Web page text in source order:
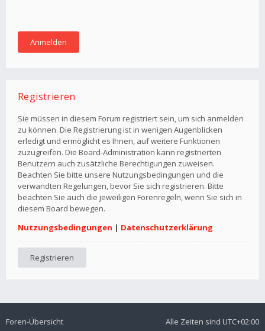
Registrieren
Sie müssen in diesem Forum registriert sein, um sich anmelden
zu können. Die Registrierung ist in wenigen Augenblicken
erledigt und ermöglicht es Ihnen, auf weitere Funktionen
zuzugreifen. Die Board-Administration kann registrierten
Benutzern auch zusätzliche Berechtigungen zuweisen.
Beachten Sie bitte unsere Nutzungsbedingungen und die
verwandten Regelungen, bevor Sie sich registrieren. Bitte
beachten Sie auch die jeweiligen Forenregeln, wenn Sie sich in
diesem Board bewegen.
Nutzungsbedingungen | Datenschutzerklärung
Registrieren
Foren-Übersicht Alle Zeiten sind UTC+02:00